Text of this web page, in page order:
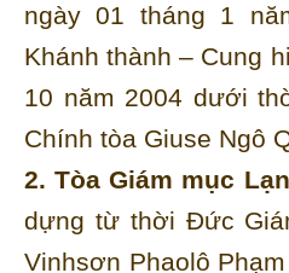
ngày 01 tháng 1
Khánh thành – Cung
10 năm 2004 dưới
Chính tòa Giuse Ngô
2. Tòa Giám mục
dựng từ thời Đức
Vinhsơn Phaolô